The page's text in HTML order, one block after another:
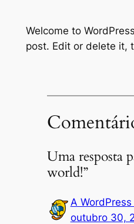
Welcome to
post. Edit or delete it,
Uma resposta
world!”
A
outubro 30,